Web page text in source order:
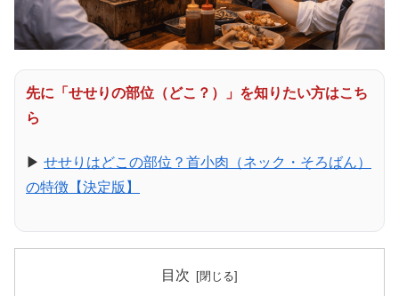
先に「せせりの部位（どこ？）」を知りたい方はこち
ら
▶ せせりはどこの部位？首小肉（ネック・そろばん）
の特徴【決定版】
目次